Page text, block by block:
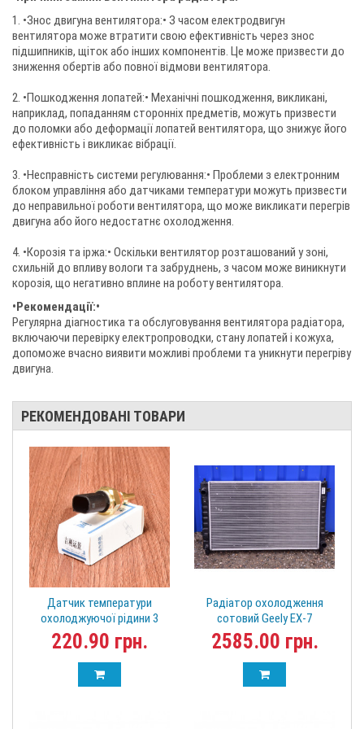
1. •Знос двигуна вентилятора:• З часом електродвигун
вентилятора може втратити свою ефективність через знос
підшипників, щіток або інших компонентів. Це може призвести до
зниження обертів або повної відмови вентилятора.
2. •Пошкодження лопатей:• Механічні пошкодження, викликані,
наприклад, попаданням сторонніх предметів, можуть призвести
до поломки або деформації лопатей вентилятора, що знижує його
ефективність і викликає вібрації.
3. •Несправність системи регулювання:• Проблеми з електронним
блоком управління або датчиками температури можуть призвести
до неправильної роботи вентилятора, що може викликати перегрів
двигуна або його недостатнє охолодження.
4. •Корозія та іржа:• Оскільки вентилятор розташований у зоні,
схильній до впливу вологи та забруднень, з часом може виникнути
корозія, що негативно вплине на роботу вентилятора.
•Рекомендації:•
Регулярна діагностика та обслуговування вентилятора радіатора,
включаючи перевірку електропроводки, стану лопатей і кожуха,
допоможе вчасно виявити можливі проблеми та уникнути перегріву
двигуна.
РЕКОМЕНДОВАНІ ТОВАРИ
Датчик температури
охолоджуючої рідини 3
контактний Geely 4G18
4G15 1086001129
220.90 грн.
Радіатор охолодження
сотовий Geely EX-7
1016003046
2585.00 грн.